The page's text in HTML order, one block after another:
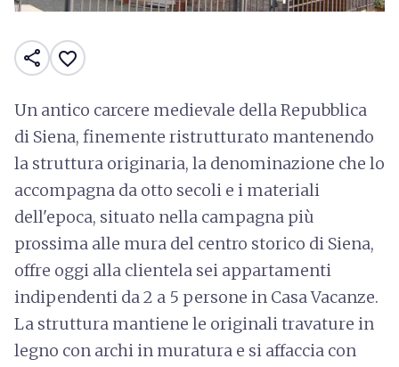
share favorite_border
Un antico carcere medievale della Repubblica
di Siena, finemente ristrutturato mantenendo
la struttura originaria, la denominazione che lo
accompagna da otto secoli e i materiali
dell'epoca, situato nella campagna più
prossima alle mura del centro storico di Siena,
offre oggi alla clientela sei appartamenti
indipendenti da 2 a 5 persone in Casa Vacanze.
La struttura mantiene le originali travature in
legno con archi in muratura e si affaccia con